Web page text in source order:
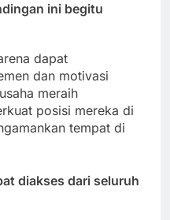
ini begitu
dapat
dan motivasi
meraih
posisi mereka di
tempat di
diakses dari seluruh